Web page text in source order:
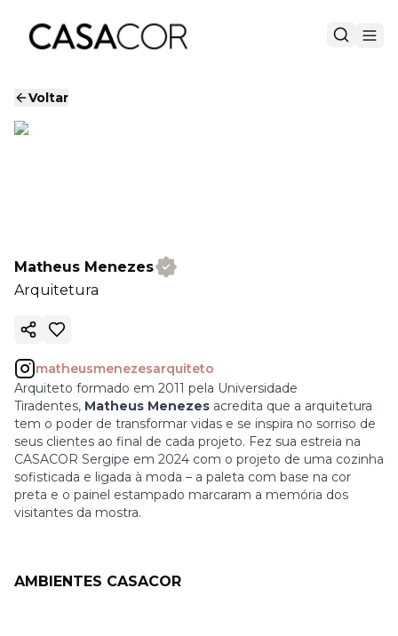
Voltar
Matheus Menezes
Arquitetura
Copiar link
matheusmenezesarquiteto
Arquiteto formado em 2011 pela Universidade
Tiradentes, Matheus Menezes acredita que a arquitetura
tem o poder de transformar vidas e se inspira no sorriso de
seus clientes ao final de cada projeto. Fez sua estreia na
CASACOR Sergipe em 2024 com o projeto de uma cozinha
sofisticada e ligada à moda – a paleta com base na cor
preta e o painel estampado marcaram a memória dos
visitantes da mostra.
AMBIENTES CASACOR